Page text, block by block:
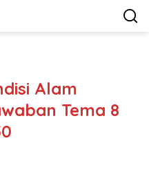
Alam
Tema 8